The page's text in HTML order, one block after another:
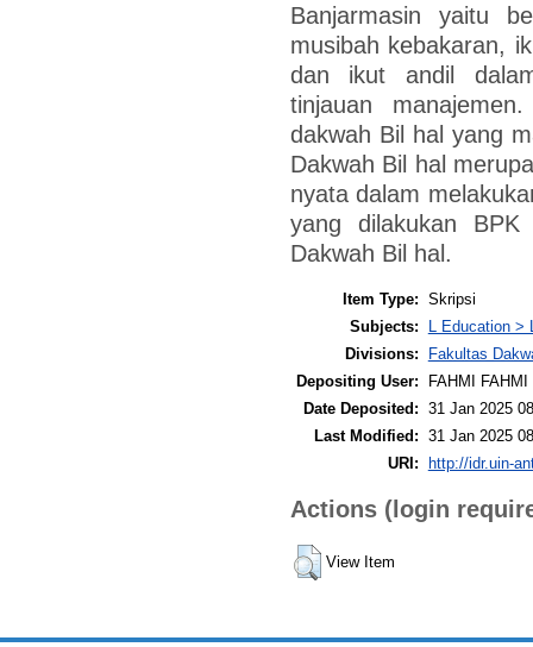
Banjarmasin yaitu
musibah kebakaran,
dan ikut andil
tinjauan
dakwah Bil hal yang
Dakwah Bil hal
nyata dalam
yang dilakukan
Dakwah Bil hal.
Item Type: Skripsi
Subjects:
L Education >
Divisions:
Fakultas
Depositing User:
FAHMI FAHMI
Date Deposited: 31 Jan 2025
Last Modified: 31 Jan 2025
URI: http://idr.uin-
Actions (login
View Item